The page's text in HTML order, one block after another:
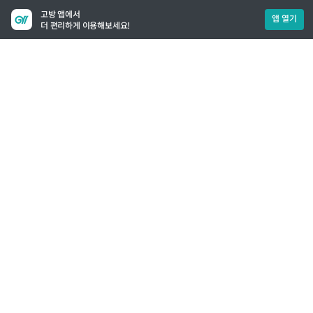
고방 앱에서
더 편리하게 이용해보세요!
앱 열기